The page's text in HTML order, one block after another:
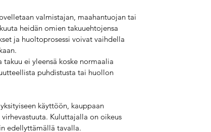
valmistajan, maahantuojan tai
heidän omien takuuehtojensa
ja huoltoprosessi voivat vaihdella
ei yleensä koske normaalia
puhdistusta tai huollon
käyttöön, kauppaan
Kuluttajalla on oikeus
edellyttämällä tavalla.